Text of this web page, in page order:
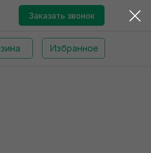
Заказать звонок
Избранное